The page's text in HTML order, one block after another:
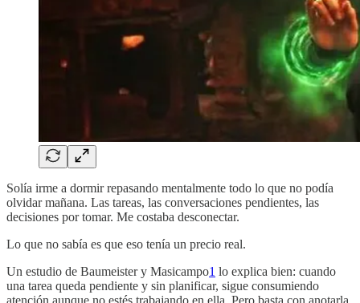
Solía irme a dormir repasando mentalmente todo lo que no podía
olvidar mañana. Las tareas, las conversaciones pendientes, las
decisiones por tomar. Me costaba desconectar.
Lo que no sabía es que eso tenía un precio real.
Un estudio de Baumeister y Masicampo1 lo explica bien: cuando
una tarea queda pendiente y sin planificar, sigue consumiendo